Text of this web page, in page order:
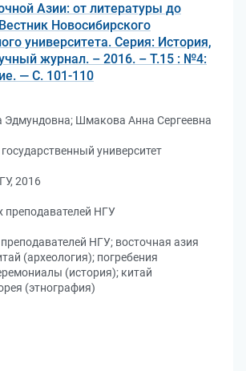
Азии: от литературы до
Новосибирского
университета. Серия: История,
журнал. – 2016. – Т.15 : №4:
— C. 101-110
Эдмундовна; Шмакова Анна Сергеевна
университет
2016
преподавателей НГУ
НГУ; восточная азия
(археология); погребения
(история); китай
(этнография)